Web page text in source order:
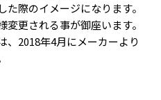
際のイメージになります。
更される事が御座います。
、2018年4月にメーカーより